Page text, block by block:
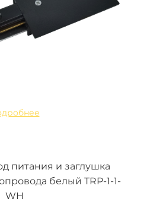
питания и заглушка
белый TRP-1-1-
WH